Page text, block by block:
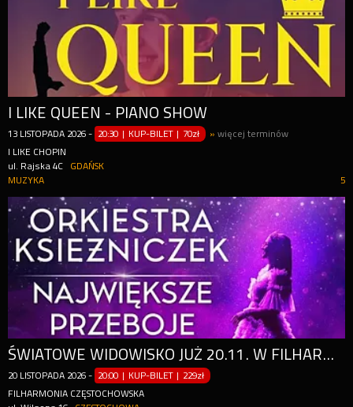
I LIKE QUEEN - PIANO SHOW
13 LISTOPADA 2026 - 20:30 | KUP-BILET | 70zł »więcej terminów
I LIKE CHOPIN
ul. Rajska 4C
GDAŃSK
5
MUZYKA
ŚWIATOWE WIDOWISKO JUŻ 20.11. W FILHARMONII CZĘSTOCHOWSKIEJ
20 LISTOPADA 2026 - 20:00 | KUP-BILET | 229zł
FILHARMONIA CZĘSTOCHOWSKA